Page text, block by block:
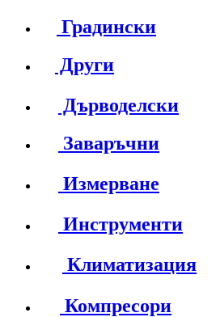
Градински
Други
Дърводелски
Заваръчни
Измерване
Инструменти
Климатизация
Компресори